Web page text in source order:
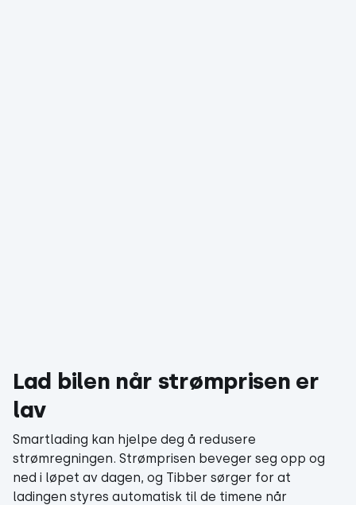
Lad bilen når strømprisen er
lav
Smartlading kan hjelpe deg å redusere
strømregningen. Strømprisen beveger seg opp og
ned i løpet av dagen, og Tibber sørger for at
ladingen styres automatisk til de timene når